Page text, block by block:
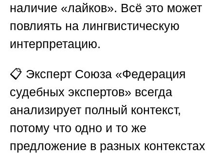
наличие «лайков». Всё это может
повлиять на лингвистическую
интерпретацию.
📋 Эксперт Союза «Федерация
судебных экспертов» всегда
анализирует полный контекст,
потому что одно и то же
предложение в разных контекстах